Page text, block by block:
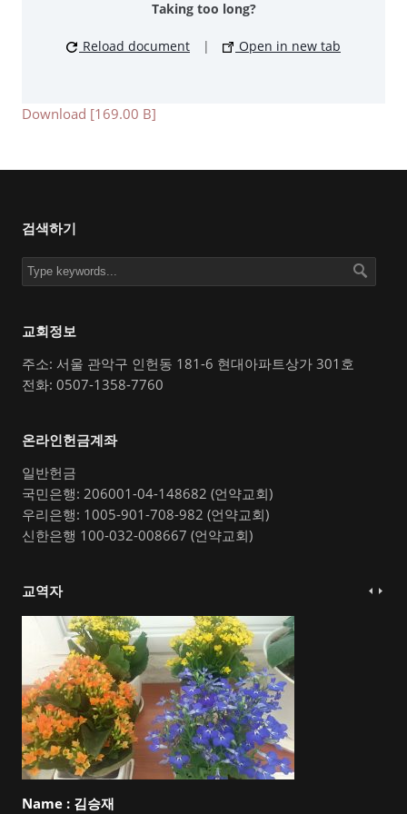
Taking too long?
Reload document | Open in new tab
Download [169.00 B]
검색하기
교회정보
주소: 서울 관악구 인헌동 181-6 현대아파트상가 301호
전화: 0507-1358-7760
온라인헌금계좌
일반헌금
국민은행: 206001-04-148682 (언약교회)
우리은행: 1005-901-708-982 (언약교회)
신한은행 100-032-008667 (언약교회)
교역자
Name : 김승재